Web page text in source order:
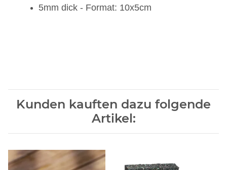
5mm dick - Format: 10x5cm
Kunden kauften dazu folgende
Artikel: